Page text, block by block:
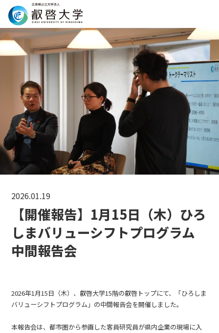
Search
2026.01.19
【開催報告】1月15日（木）ひろ
しまバリューシフトプログラム
中間報告会
2026年1月15日（木）、叡啓大学15階の叡啓トップにて、「ひろしま
バリューシフトプログラム」の中間報告会を開催しました。
本報告会は、都市圏から参画した客員研究員が県内企業の現場に入